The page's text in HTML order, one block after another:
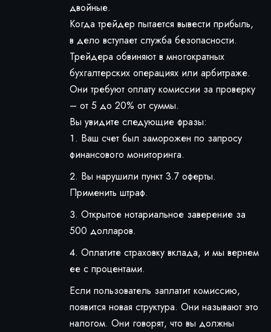
двойные.
Когда трейдер пытается вывести прибыль,
в дело вступает служба безопасности.
Трейдера обвиняют в многократных
бухгалтерских операциях или арбитраже.
Они требуют оплату комиссии за проверку
– от 5 до 20% от суммы.
Вы увидите следующие фразы:
Ваш счет был заморожен по запросу
финансового мониторинга.
Вы нарушили пункт 3.7 оферты.
Применить штраф.
Открытое нотариальное заверение за
500 долларов.
Оплатите страховку вклада, и мы вернем
ее с процентами.
Если пользователь заплатит комиссию,
появится новая структура. Они называют это
налогом. Они говорят, что вы должны